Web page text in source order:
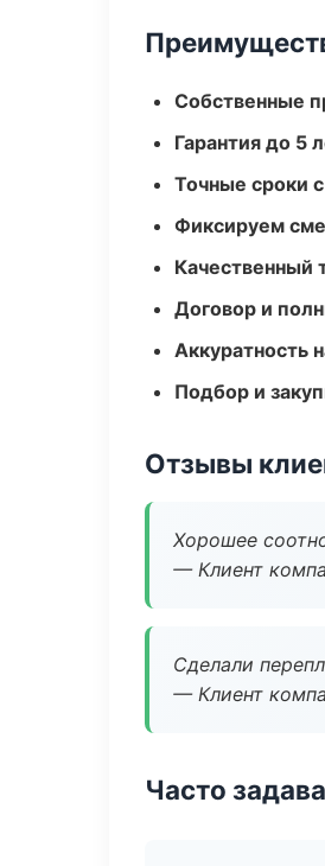
Собственные
Гарантия до 5
Точные сроки
Фиксируем
Качественный
Договор и
Аккуратность
Подбор и
Отзывы
Хорошее
— Клиент
Сделали
— Клиент
Часто